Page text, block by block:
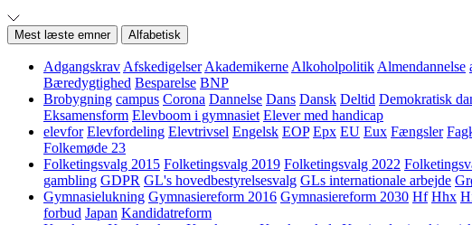
Mest læste emner Alfabetisk
Adgangskrav Afskedigelser Akademikerne Alkoholpolitik Almendannelse
Bæredygtighed Besparelse BNP
Brobygning campus Corona Dannelse Dans Dansk Deltid Demokratisk
Eksamensform Elevboom i gymnasiet Elever med handicap
elevfor Elevfordeling Elevtrivsel Engelsk EOP Epx EU Eux Fængsler
Folkemøde 23
Folketingsvalg 2015 Folketingsvalg 2019 Folketingsvalg 2022
gambling GDPR GL's hovedbestyrelsesvalg GLs internationale arbejde
Gymnasielukning Gymnasiereform 2016 Gymnasiereform 2030 Hf Hhx
forbud Japan Kandidatreform